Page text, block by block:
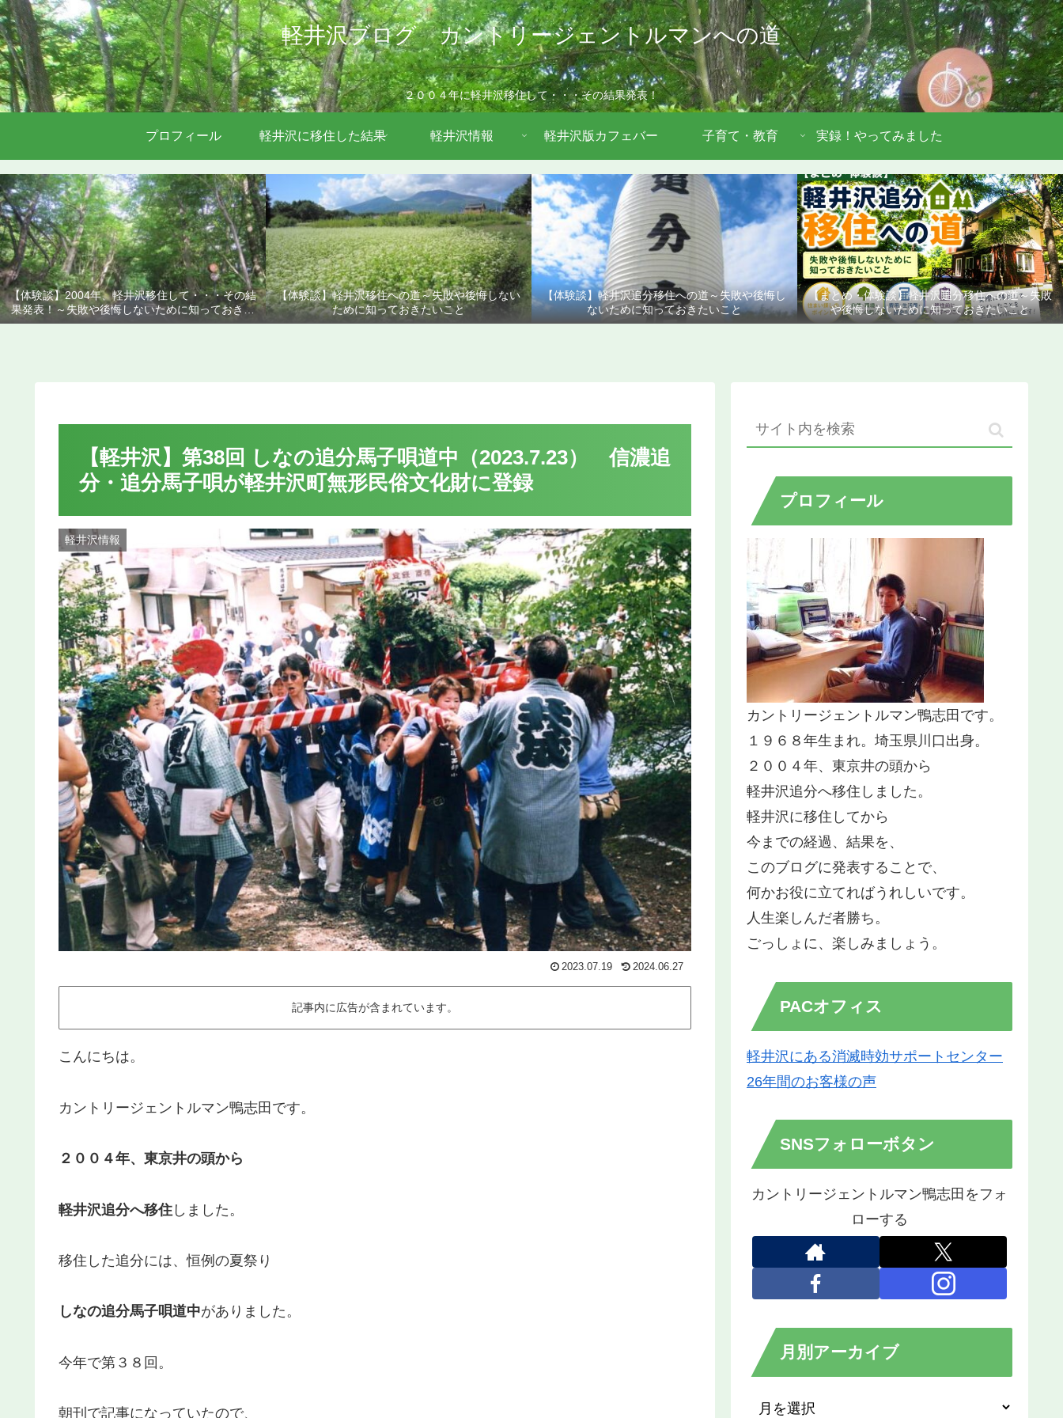
軽井沢ブログ カントリージェントルマンへの道
２００４年に軽井沢移住して・・・その結果発表！
プロフィール 軽井沢に移住した結果 軽井沢情報 軽井沢版カフェバー 子育て・教育 実録！やってみました
【体験談】2004年、軽井沢移住して・・・その結
果発表！～失敗や後悔しないために知っておきた
いこと
【体験談】軽井沢移住への道～失敗や後悔しない
ために知っておきたいこと
【体験談】軽井沢追分移住への道～失敗や後悔し
ないために知っておきたいこと
【まとめ・体験談】軽井沢追分移住への道～失敗
や後悔しないために知っておきたいこと
【軽井沢】第38回 しなの追分馬子唄道中（2023.7.23） 信濃追
分・追分馬子唄が軽井沢町無形民俗文化財に登録
軽井沢情報
2023.07.19 2024.06.27
記事内に広告が含まれています。
こんにちは。
カントリージェントルマン鴨志田です。
２００４年、東京井の頭から
軽井沢追分へ移住 しました。
移住した追分には、恒例の夏祭り
しなの追分馬子唄道中がありました。
今年で第３８回。
朝刊で記事になっていたので、
プロフィール
カントリージェントルマン鴨志田です。
１９６８年生まれ。埼玉県川口出身。
２００４年、東京井の頭から
軽井沢追分へ移住しました。
軽井沢に移住してから
今までの経過、結果を、
このブログに発表することで、
何かお役に立てればうれしいです。
人生楽しんだ者勝ち。
ごっしょに、楽しみましょう。
PACオフィス
軽井沢にある消滅時効サポートセンター
26年間のお客様の声
SNSフォローボタン
カントリージェントルマン鴨志田をフォ
ローする
月別アーカイブ